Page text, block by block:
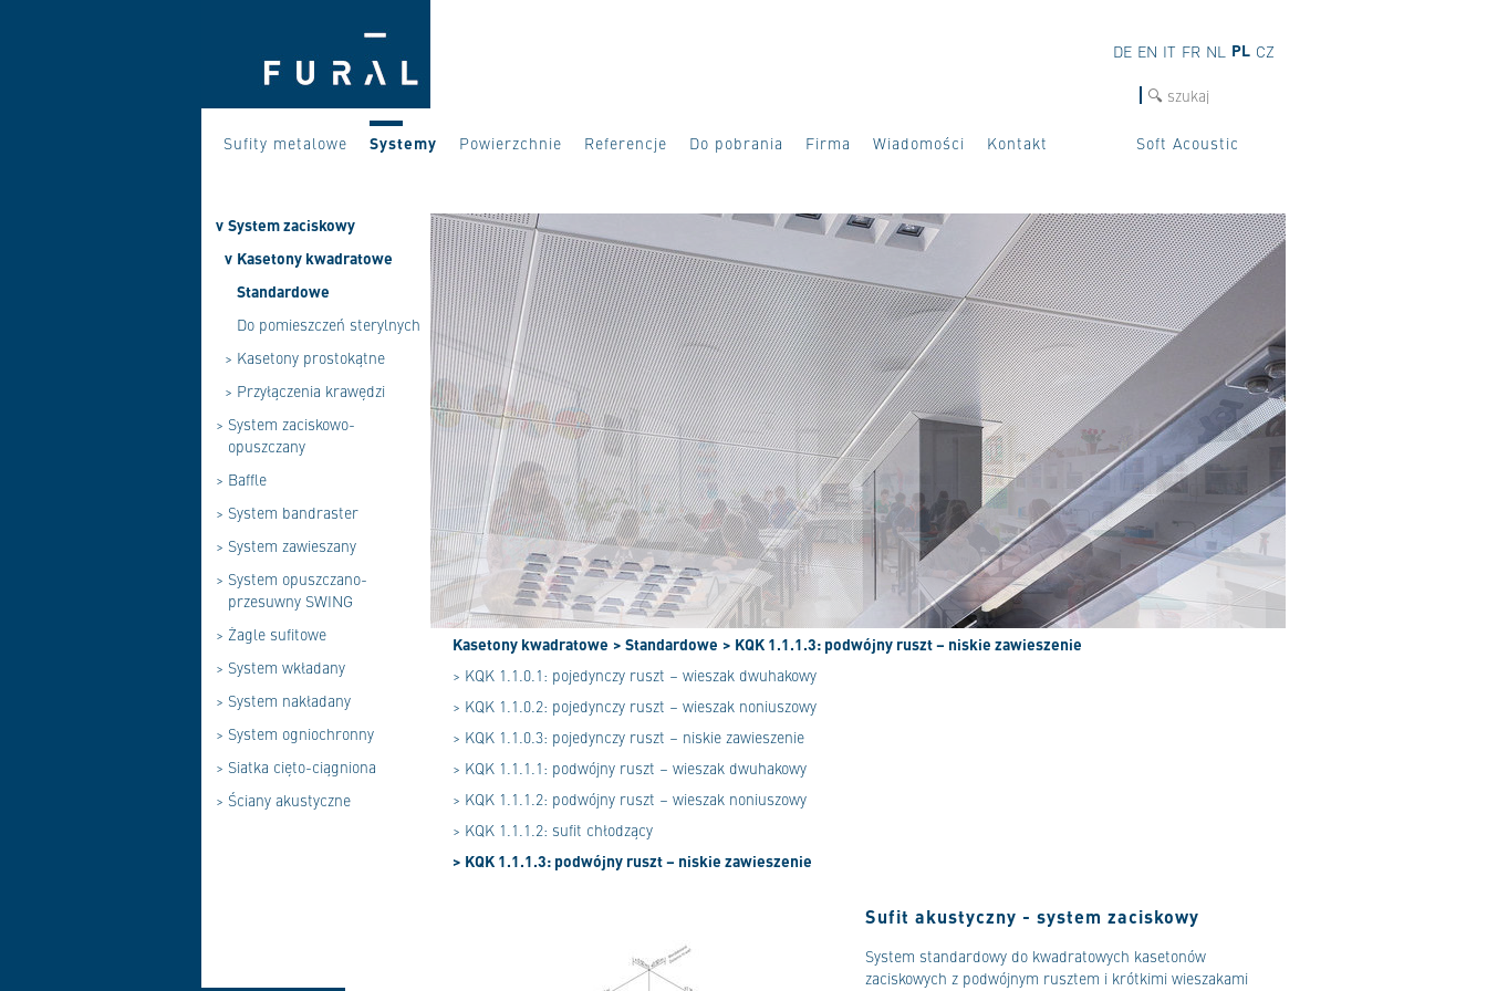
Sufity metalowe Systemy Powierzchnie Referencje Do pobrania Firma Wiadomości Kontakt Soft Acoustic
DE EN IT FR NL PL CZ
v System zaciskowy
v Kasetony kwadratowe
Standardowe
Do pomieszczeń sterylnych
> Kasetony prostokątne
> Przyłączenia krawędzi
> System zaciskowo-
opuszczany
> Baffle
> System bandraster
> System zawieszany
> System opuszczano-
przesuwny SWING
> Żagle sufitowe
> System wkładany
> System nakładany
> System ogniochronny
> Siatka cięto-ciągniona
> Ściany akustyczne
Kasetony kwadratowe > Standardowe > KQK 1.1.1.3: podwójny ruszt – niskie zawieszenie
> KQK 1.1.0.1: pojedynczy ruszt – wieszak dwuhakowy
> KQK 1.1.0.2: pojedynczy ruszt – wieszak noniuszowy
> KQK 1.1.0.3: pojedynczy ruszt – niskie zawieszenie
> KQK 1.1.1.1: podwójny ruszt – wieszak dwuhakowy
> KQK 1.1.1.2: podwójny ruszt – wieszak noniuszowy
> KQK 1.1.1.2: sufit chłodzący
> KQK 1.1.1.3: podwójny ruszt – niskie zawieszenie
Sufit akustyczny - system zaciskowy
System standardowy do kwadratowych kasetonów
zaciskowych z podwójnym rusztem i krótkimi wieszakami